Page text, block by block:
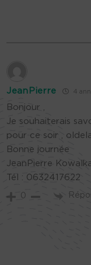
JeanPierre 4
Bonjour ,
Je souhaiterais
pour ce soir ,
Bonne journée
JeanPierre
Tél : 0632417622
0